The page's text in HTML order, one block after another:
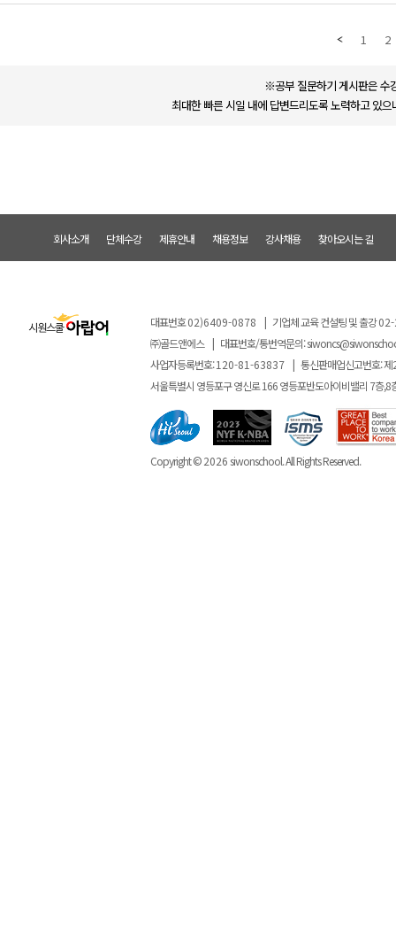
1 2
※공부 질문하기 게시판은 수
최대한 빠른 시일 내에 답변드리도록 노력하고 있
회사소개 단체수강 제휴안내 채용정보 강사채용 찾아오시는 길
대표번호02)6409-0878 | 기업체 교육 컨설팅 및 출강
㈜골드앤에스 | 대표번호/통번역문의:
사업자등록번호:120-81-63837 | 통신판매업신고번호: 제
서울특별시 영등포구 영신로 166 영등포반도아이비밸리 7층,8
Copyright ©2026siwonschool. All Rights Reserved.